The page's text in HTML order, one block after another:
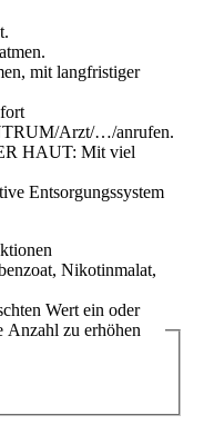
mit langfristiger
Arzt/…/anrufen.
HAUT: Mit viel
Entsorgungssystem
Nikotinmalat,
Wert ein oder
Anzahl zu erhöhen